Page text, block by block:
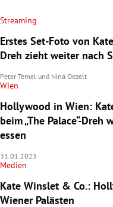
Streaming
Erstes Set-Foto von
Dreh zieht weiter nach
Peter Temel und Nina Oezelt
Wien
Hollywood in Wien:
beim „The Palace“-Dreh
essen
31.01.2023
Medien
Kate Winslet & Co.:
Wiener Palästen